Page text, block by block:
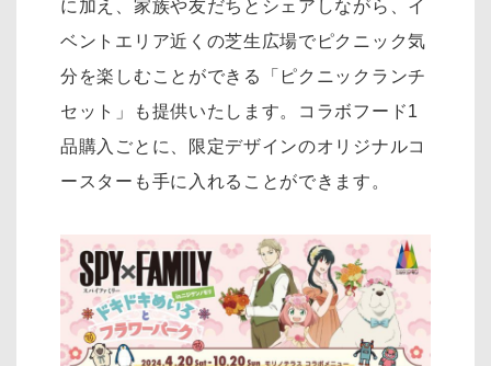
に加え、家族や友だちとシェアしながら、イ
ベントエリア近くの芝生広場でピクニック気
分を楽しむことができる「ピクニックランチ
セット」も提供いたします。コラボフード1
品購入ごとに、限定デザインのオリジナルコ
ースターも手に入れることができます。